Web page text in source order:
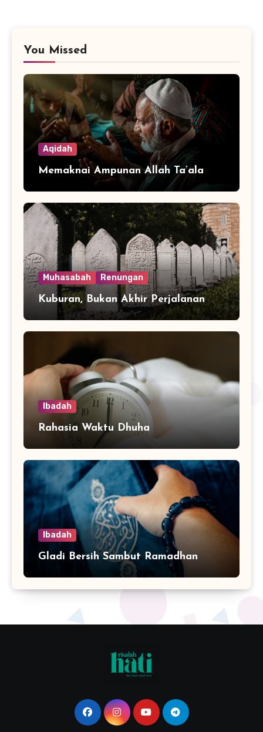
You Missed
Aqidah
Memaknai Ampunan Allah Ta’ala
Muhasabah Renungan
Kuburan, Bukan Akhir Perjalanan
Ibadah
Rahasia Waktu Dhuha
Ibadah
Gladi Bersih Sambut Ramadhan